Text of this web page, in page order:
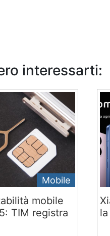
interessarti:
Mobile
mobile
TIM registra